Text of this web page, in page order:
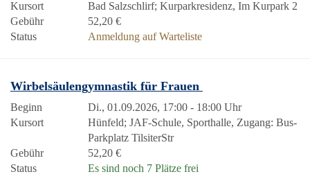
Kursort
Bad Salzschlirf; Kurparkresidenz, Im Kurpark 2
Gebühr
52,20 €
Status
Anmeldung auf Warteliste
Wirbelsäulengymnastik für Frauen
Beginn
Di., 01.09.2026, 17:00 - 18:00 Uhr
Kursort
Hünfeld; JAF-Schule, Sporthalle, Zugang: Bus-
Parkplatz TilsiterStr
Gebühr
52,20 €
Status
Es sind noch 7 Plätze frei